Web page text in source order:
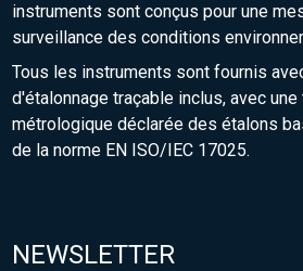
instruments sont conçus pour une
surveillance des conditions
Tous les instruments sont fournis
d'étalonnage traçable inclus, avec
métrologique déclarée des étalons
de la norme EN ISO/IEC 17025.
NEWSLETTER